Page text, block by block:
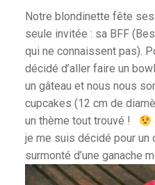
Notre blondinette fête
seule invitée : sa BFF
qui ne connaissent pas).
décidé d’aller faire un
un gâteau et nous nous
cupcakes (12 cm de
un thème tout trouvé !
je me suis décidé pour un
surmonté d’une ganache